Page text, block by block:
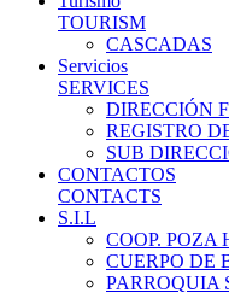
TOURISM
CASCADAS
Servicios
SERVICES
DIRECCIÓN
REGISTRO
SUB
CONTACTOS
CONTACTS
S.I.L
COOP. POZA
CUERPO DE
PARROQUIA